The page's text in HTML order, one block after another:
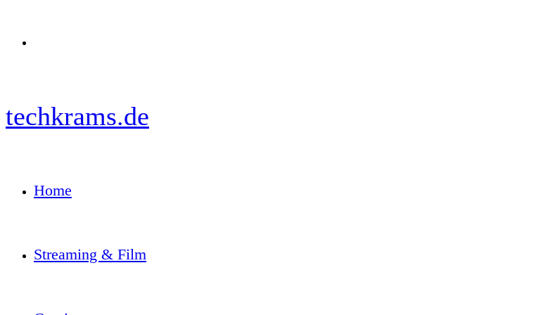
techkrams.de
Home
Streaming & Film